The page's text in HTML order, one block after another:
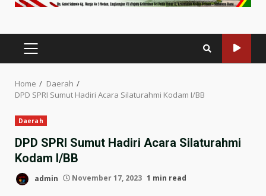
PRIMARY
MENU
Home
Daerah
DPD SPRI Sumut Hadiri Acara Silaturahmi Kodam I/BB
Daerah
DPD SPRI Sumut Hadiri Acara Silaturahmi
Kodam I/BB
admin November 17, 2023 1 min read